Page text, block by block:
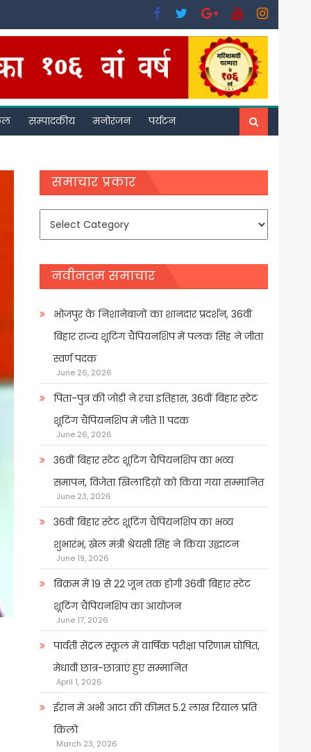
सम्पादकीय मनोरंजन पर्यटन
समाचार प्रकार
समाचार
नवीनतम समाचार
भोजपुर के निशानेबाजों का शानदार प्रदर्शन, 36वीं
बिहार राज्य शूटिंग चैंपियनशिप में पलक सिंह ने जीता
स्वर्ण पदक
June 26, 2026
पिता-पुत्र की जोड़ी ने रचा इतिहास, 36वीं बिहार स्टेट
शूटिंग चैंपियनशिप में जीते 11 पदक
June 26, 2026
36वीं बिहार स्टेट शूटिंग चैंपियनशिप का भव्य
समापन, विजेता खिलाडिय़ों को किया गया सम्मानित
June 23, 2026
36वीं बिहार स्टेट शूटिंग चैंपियनशिप का भव्य
शुभारंभ, खेल मंत्री श्रेयसी सिंह ने किया उद्घाटन
June 19, 2026
बिक्रम में 19 से 22 जून तक होगी 36वीं बिहार स्टेट
शूटिंग चैंपियनशिप का आयोजन
June 17, 2026
पार्वती सेंट्रल स्कूल में वार्षिक परीक्षा परिणाम घोषित,
मेधावी छात्र-छात्राएं हुए सम्मानित
April 1, 2026
ईरान में अभी आटा की कीमत 5.2 लाख रियाल प्रति
किलो
March 23, 2026